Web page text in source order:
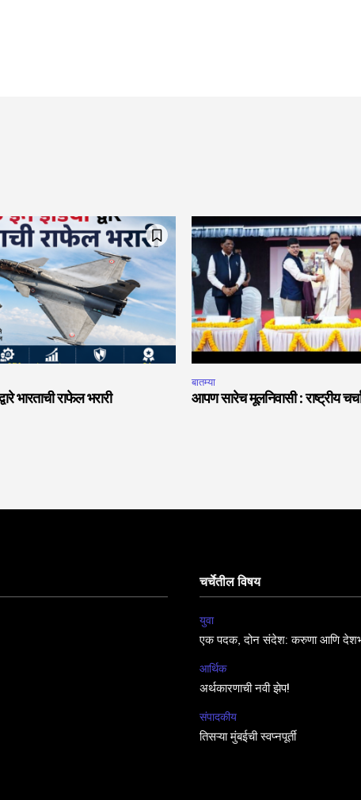
भारताची राफेल भरारी
बातम्या
आपण सारेच मूलनिवासी : राष्ट्रीय
चर्चेतील विषय
युवा
एक पदक, दोन संदेश: करुणा आणि
आर्थिक
अर्थकारणाची नवी झेप!
संपादकीय
तिसऱ्या मुंबईची स्वप्नपूर्ती